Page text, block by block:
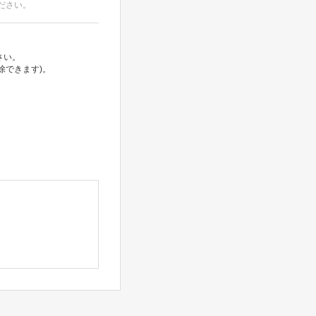
い。
。
きます)。